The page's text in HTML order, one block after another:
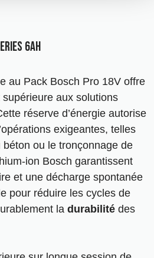
6ah
au Pack Bosch Pro 18V offre
aux solutions
réserve d’énergie autorise
exigeantes, telles
ou le tronçonnage de
ion Bosch garantissent
et une décharge spontanée
pour réduire les cycles de
la durabilité des